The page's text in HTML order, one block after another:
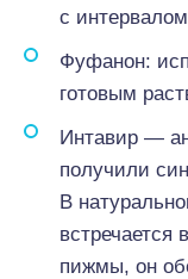
с
Фуфанон:
готовым
Интавир —
получили
В
встречается
пижмы, он